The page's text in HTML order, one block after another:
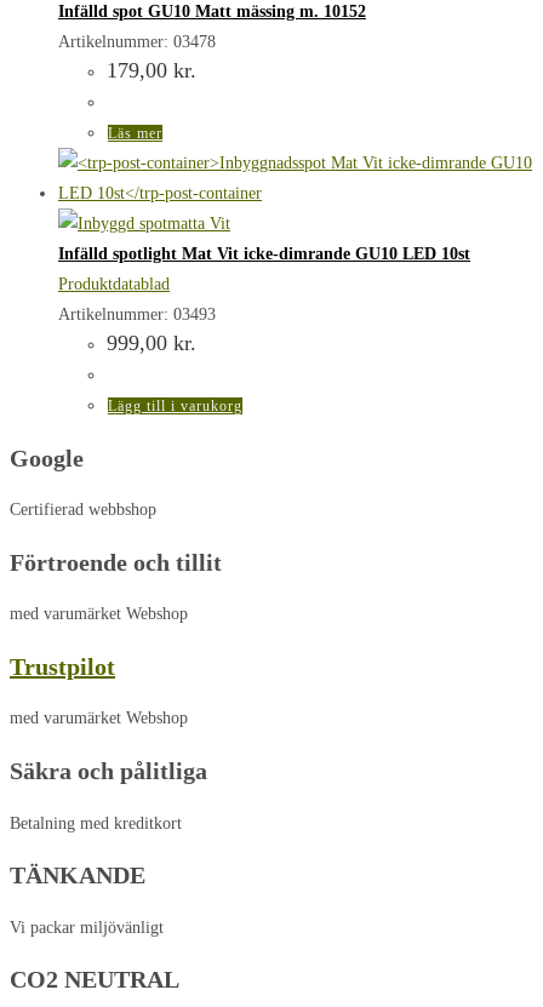
Infälld spot GU10 Matt mässing m. 10152
Artikelnummer: 03478
179,00 kr.
Läs mer
Infälld spotlight Mat Vit icke-dimrande GU10 LED 10st
Produktdatablad
Artikelnummer: 03493
999,00 kr.
Lägg till i varukorg
Google
Certifierad webbshop
Förtroende och tillit
med varumärket Webshop
Trustpilot
med varumärket Webshop
Säkra och pålitliga
Betalning med kreditkort
TÄNKANDE
Vi packar miljövänligt
CO2 NEUTRAL